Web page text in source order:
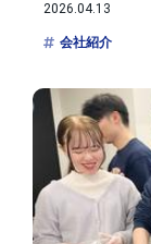
2026.04.13
会社紹介